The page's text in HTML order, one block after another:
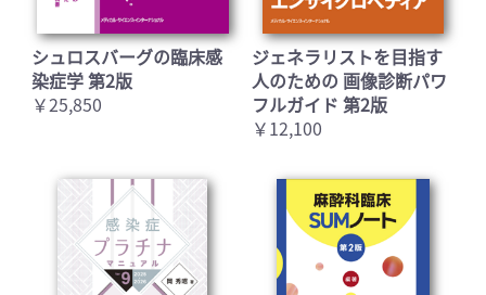
シュロスバーグの臨床感
染症学 第2版
￥25,850
ジェネラリストを目指す
人のための 画像診断パワ
フルガイド 第2版
￥12,100